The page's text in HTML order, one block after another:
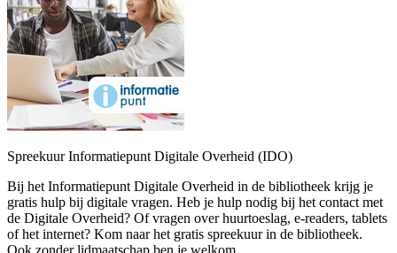
Spreekuur Informatiepunt Digitale Overheid (IDO)
Bij het Informatiepunt Digitale Overheid in de bibliotheek krijg je
gratis hulp bij digitale vragen. Heb je hulp nodig bij het contact met
de Digitale Overheid? Of vragen over huurtoeslag, e-readers, tablets
of het internet? Kom naar het gratis spreekuur in de bibliotheek.
Ook zonder lidmaatschap ben je welkom.